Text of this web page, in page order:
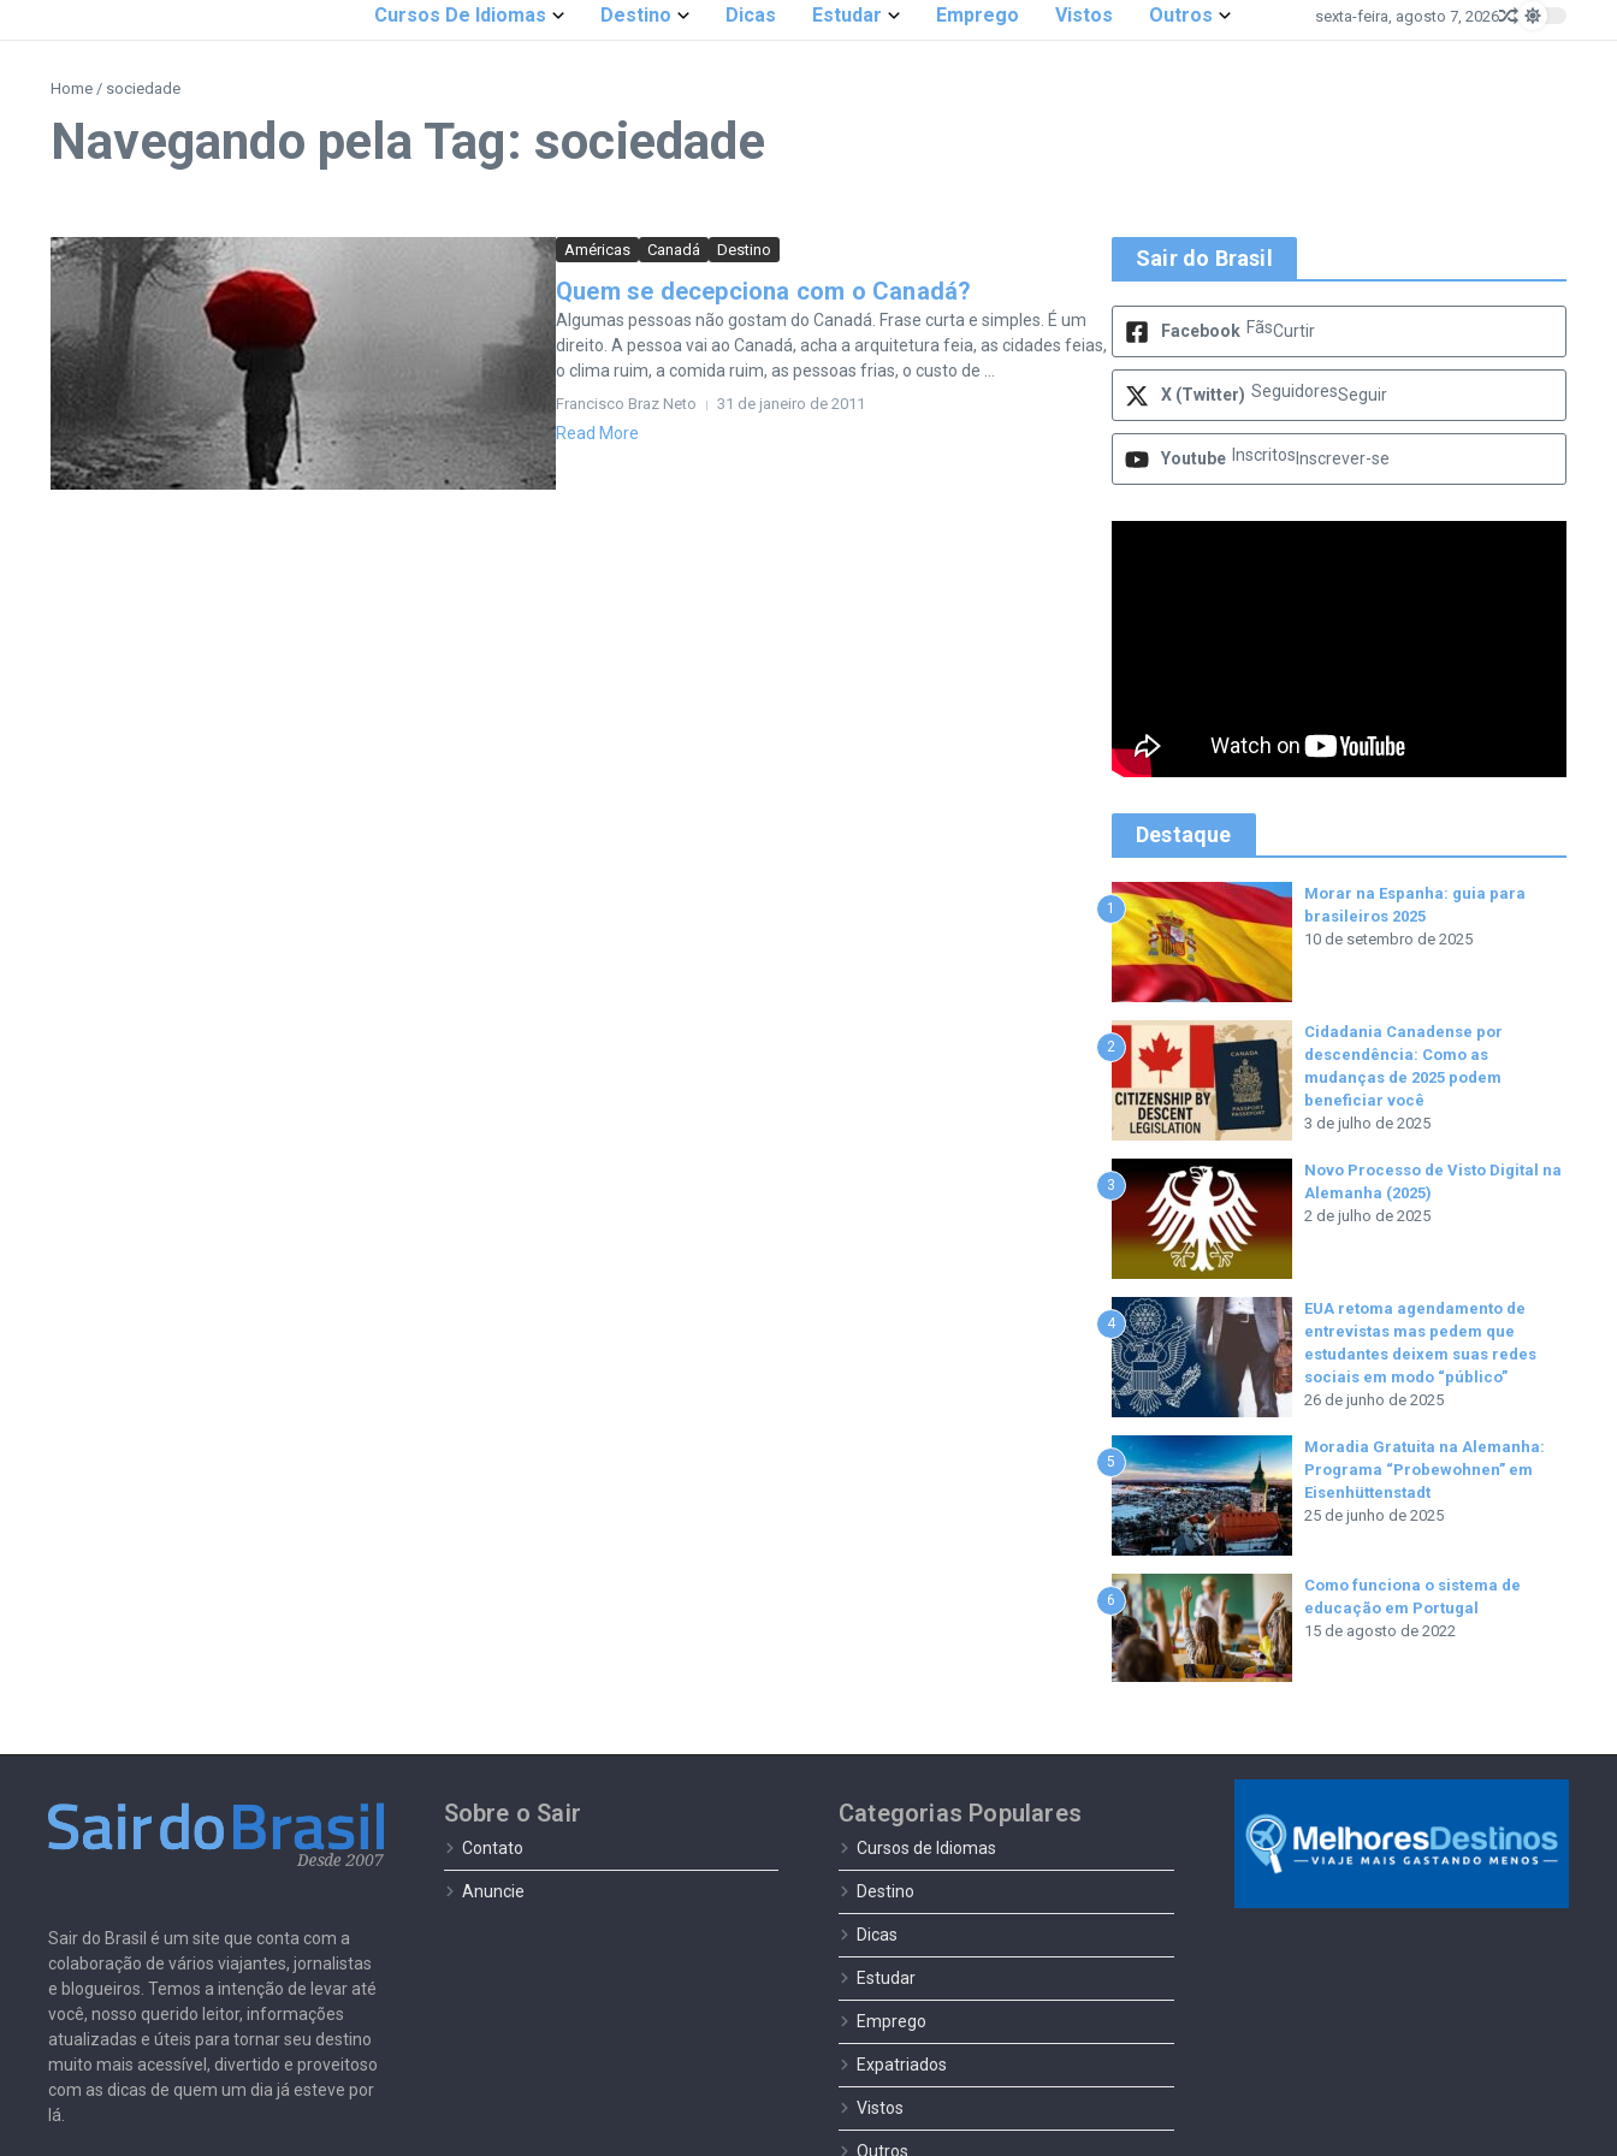
Cursos De Idiomas Destino Dicas Estudar Emprego Vistos Outros sexta-feira, agosto 7, 2026
Home / sociedade
Navegando pela Tag: sociedade
Américas Canadá Destino
Quem se decepciona com o Canadá?
Algumas pessoas não gostam do Canadá. Frase curta e simples. É um
direito. A pessoa vai ao Canadá, acha a arquitetura feia, as cidades feias,
o clima ruim, a comida ruim, as pessoas frias, o custo de ...
Francisco Braz Neto 31 de janeiro de 2011
Read More
Sair do Brasil
Facebook FãsCurtir
X (Twitter) SeguidoresSeguir
Youtube Inscritos Inscrever-se
Destaque
1
Morar na Espanha: guia para
brasileiros 2025
10 de setembro de 2025
2
Cidadania Canadense por
descendência: Como as
mudanças de 2025 podem
beneficiar você
3 de julho de 2025
3
Novo Processo de Visto Digital na
Alemanha (2025)
2 de julho de 2025
4
EUA retoma agendamento de
entrevistas mas pedem que
estudantes deixem suas redes
sociais em modo “público”
26 de junho de 2025
5
Moradia Gratuita na Alemanha:
Programa “Probewohnen” em
Eisenhüttenstadt
25 de junho de 2025
6
Como funciona o sistema de
educação em Portugal
15 de agosto de 2022
Sair do Brasil é um site que conta com a
colaboração de vários viajantes, jornalistas
e blogueiros. Temos a intenção de levar até
você, nosso querido leitor, informações
atualizadas e úteis para tornar seu destino
muito mais acessível, divertido e proveitoso
com as dicas de quem um dia já esteve por
lá.
Sobre o Sair
Contato
Anuncie
Categorias Populares
Cursos de Idiomas
Destino
Dicas
Estudar
Emprego
Expatriados
Vistos
Outros